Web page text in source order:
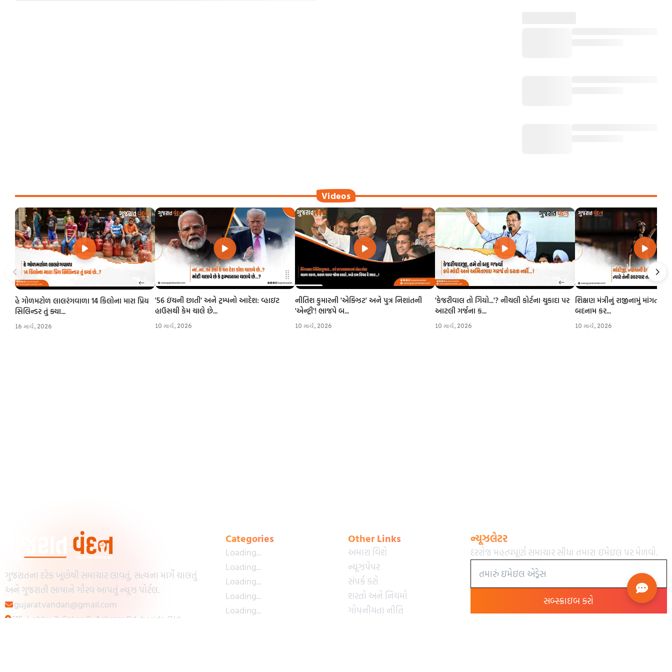
Videos
હે ગોળમટોળ લાલરંગવાળા 14 કિલોના મારા પ્રિય
સિલિન્ડર તું ક્યા...
16 માર્ચ, 2026
'56 ઇંચની છાતી' અને ટ્રમ્પનો આદેશ: વ્હાઇટ
હાઉસથી કેમ ચાલે છે...
10 માર્ચ, 2026
નીતિશ કુમારની 'એક્ઝિટ' અને પુત્ર નિશાંતની
'એન્ટ્રી'! ભાજપે બ...
10 માર્ચ, 2026
'કેજરીવાલ તો ગિયો...'? નીચલી કોર્ટના ચુકાદા પર
આટલી ગર્જના ક...
10 માર્ચ, 2026
શિક્ષણ મંત્રીનું રાજીનામું માંગતા
બદનામ કર...
10 માર્ચ, 2026
ગુજરાતના દરેક ખૂણેથી સમાચાર લાવતું, સત્યના માર્ગે ચાલતું
અને ગુજરાતી ભાષાને ગૌરવ આપતું ન્યૂઝ પોર્ટલ.
gujaratvandan@gmail.com
615, Lobby-2, Sakar-9, Ashram Rd, beside Old
Categories
Loading...
Loading...
Loading...
Loading...
Loading...
Other Links
અમારા વિશે
ન્યૂઝપેપર
સંપર્ક કરો
શરતો અને નિયમો
ગોપનીયતા નીતિ
ન્યૂઝલેટર
દરરોજ મહત્વપૂર્ણ સમાચાર સીધા તમારા ઇમેઇલ પર મેળવો.
સબ્સ્ક્રાઇબ કરો